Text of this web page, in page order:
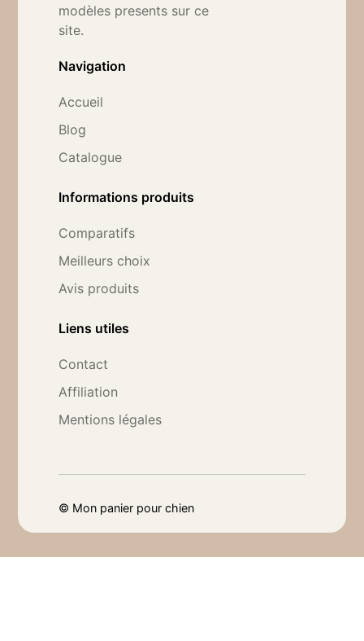
modèles presents sur ce
site.
Navigation
Accueil
Blog
Catalogue
Informations produits
Comparatifs
Meilleurs choix
Avis produits
Liens utiles
Contact
Affiliation
Mentions légales
© Mon panier pour chien